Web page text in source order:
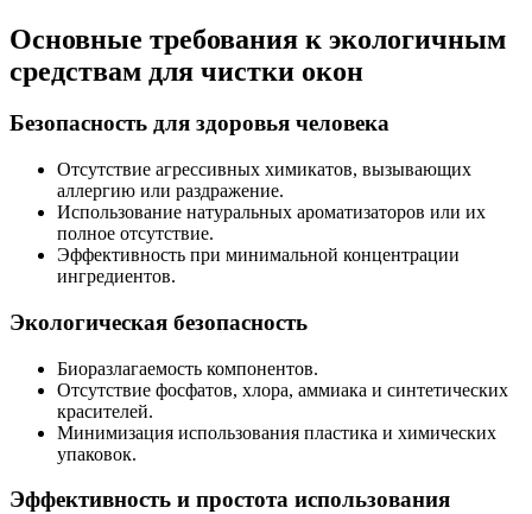
Основные требования к экологичным
средствам для чистки окон
Безопасность для здоровья человека
Отсутствие агрессивных химикатов, вызывающих
аллергию или раздражение.
Использование натуральных ароматизаторов или их
полное отсутствие.
Эффективность при минимальной концентрации
ингредиентов.
Экологическая безопасность
Биоразлагаемость компонентов.
Отсутствие фосфатов, хлора, аммиака и синтетических
красителей.
Минимизация использования пластика и химических
упаковок.
Эффективность и простота использования